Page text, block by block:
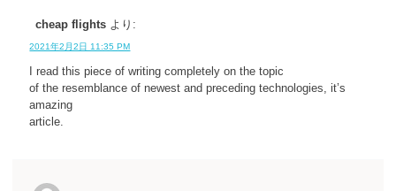
cheap flights より:
2021年2月2日 11:35 PM
I read this piece of writing completely on the topic
of the resemblance of newest and preceding technologies, it’s
amazing
article.